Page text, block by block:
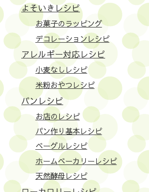
よそいきレシピ
お菓子のラッピング
デコレーションレシピ
アレルギー対応レシピ
小麦なしレシピ
米粉おやつレシピ
パンレシピ
お店のレシピ
パン作り基本レシピ
ベーグルレシピ
ホームベーカリーレシピ
天然酵母レシピ